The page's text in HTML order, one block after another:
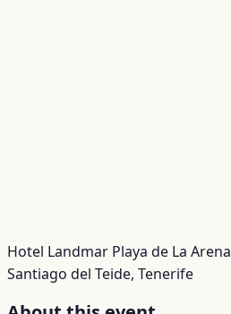
Hotel Landmar Playa de La Arena
Santiago del Teide, Tenerife